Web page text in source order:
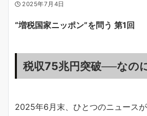
2025年7月4日
“増税国家ニッポン”を問う 第1回
税収75兆円突破──なの
2025年6月末、ひとつのニュース